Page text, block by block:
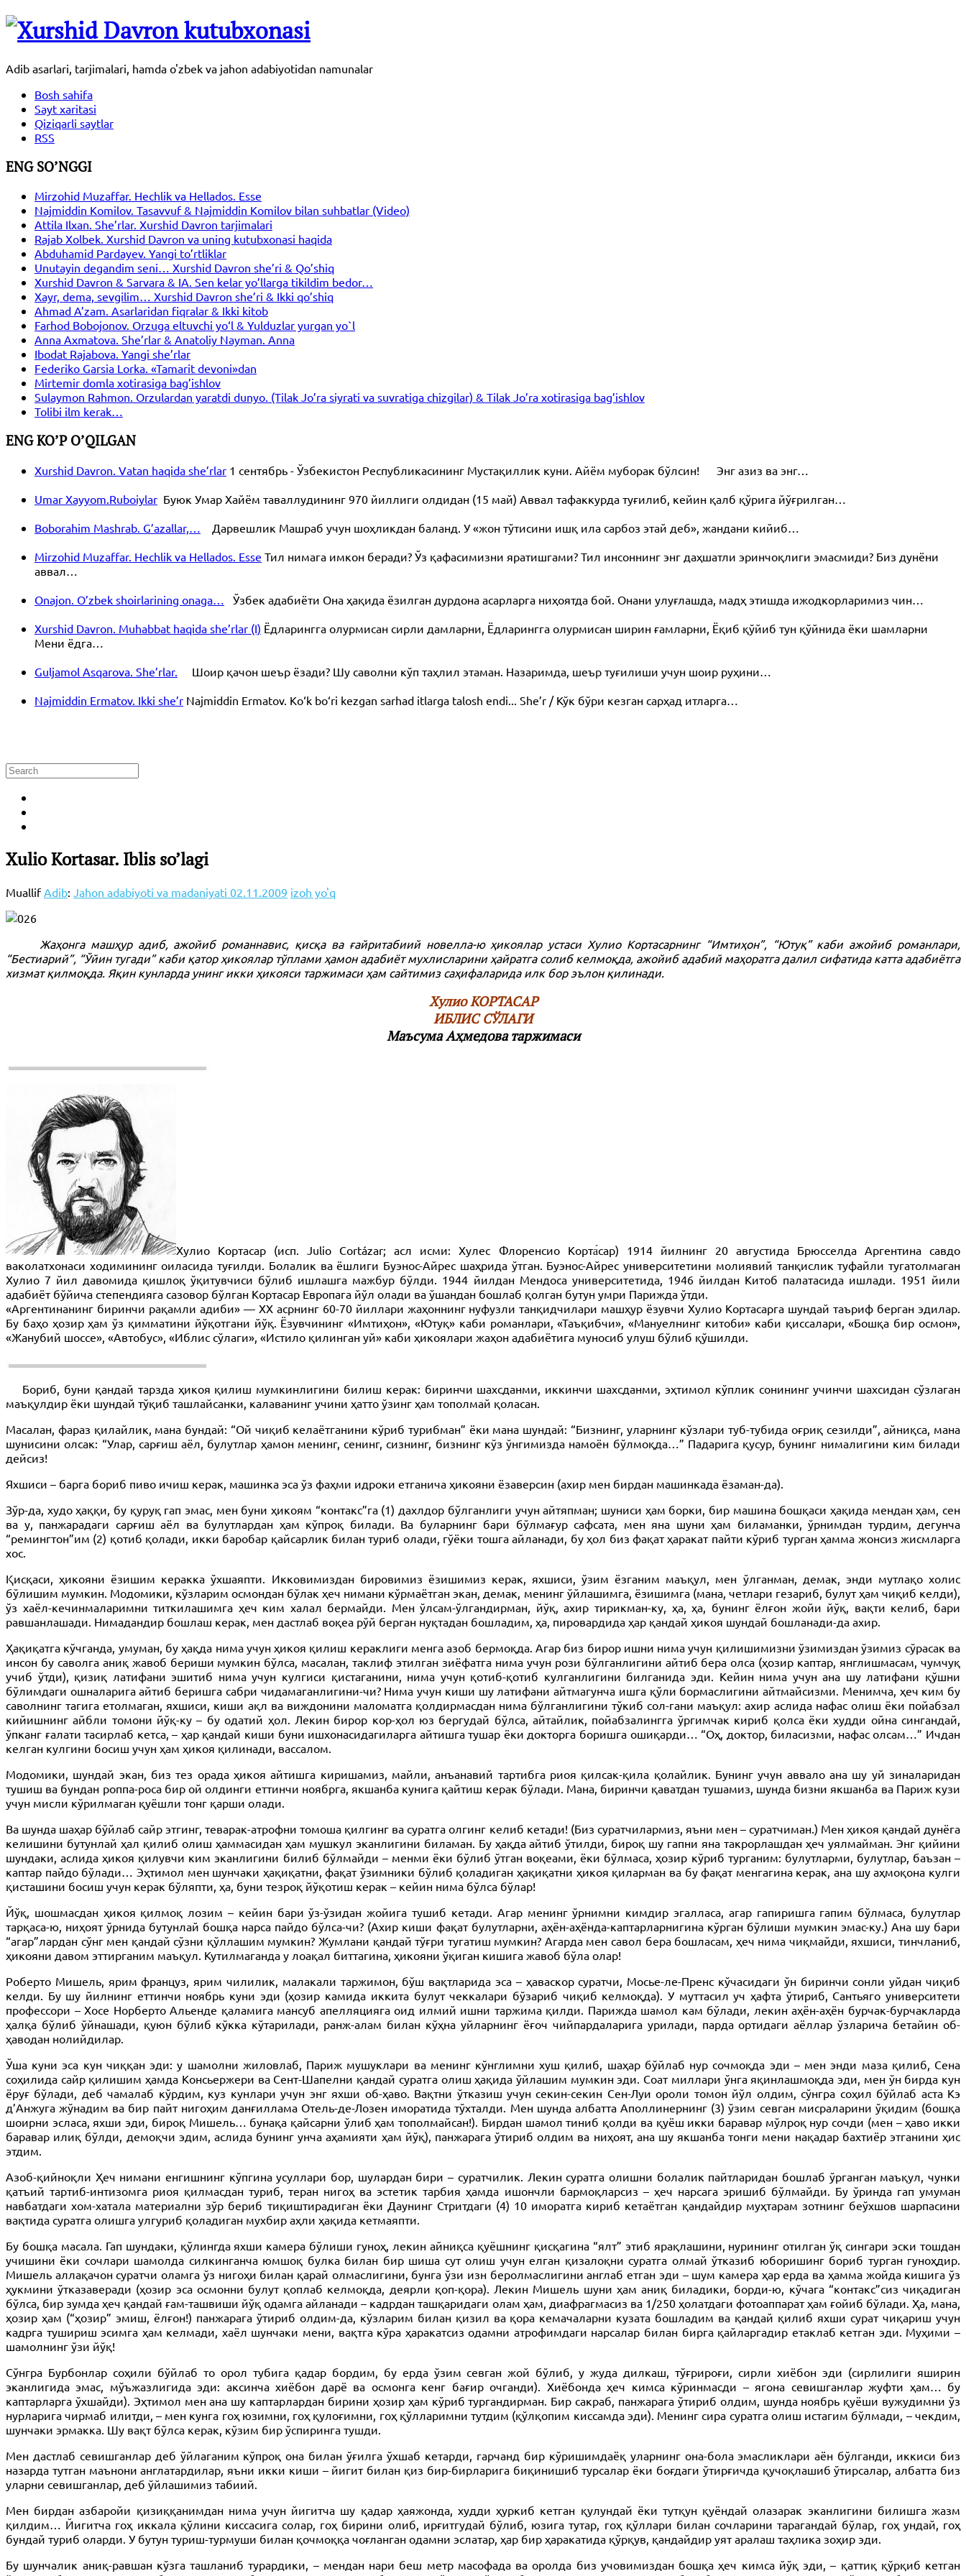
Adib asarlari, tarjimalari, hamda o'zbek va jahon adabiyotidan namunalar
Bosh sahifa
Sayt xaritasi
Qiziqarli saytlar
RSS
ENG SO’NGGI
Mirzohid Muzaffar. Hechlik va Hellados. Esse
Najmiddin Komilov. Tasavvuf & Najmiddin Komilov bilan suhbatlar (Video)
Attila Ilxan. She’rlar. Xurshid Davron tarjimalari
Rajab Xolbek. Xurshid Davron va uning kutubxonasi haqida
Abduhamid Pardayev. Yangi to’rtliklar
Unutayin degandim seni… Xurshid Davron she’ri & Qo’shiq
Xurshid Davron & Sarvara & IA. Sen kelar yo’llarga tikildim bedor…
Xayr, dema, sevgilim… Xurshid Davron she’ri & Ikki qo’shiq
Ahmad A’zam. Asarlaridan fiqralar & Ikki kitob
Farhod Bobojonov. Orzuga eltuvchi yo‘l & Yulduzlar yurgan yo`l
Anna Axmatova. She’rlar & Anatoliy Nayman. Anna
Ibodat Rajabova. Yangi she’rlar
Federiko Garsia Lorka. «Tamarit devoni»dan
Mirtemir domla xotirasiga bag’ishlov
Sulaymon Rahmon. Orzulardan yaratdi dunyo. (Tilak Jo’ra siyrati va suvratiga chizgilar) & Tilak Jo’ra xotirasiga bag’ishlov
Tolibi ilm kerak…
ENG KO’P O’QILGAN
Xurshid Davron. Vatan haqida she’rlar 1 сентябрь - Ўзбекистон Республикасининг Мустақиллик куни. Айём муборак бўлсин! Энг азиз ва энг…
Umar Xayyom.Ruboiylar Буюк Умар Хайём таваллудининг 970 йиллиги олдидан (15 май) Аввал тафаккурда туғилиб, кейин қалб қўрига йўғрилган…
Boborahim Mashrab. G’azallar,…
Дарвешлик Машраб учун шоҳликдан баланд. У «жон тўтисини ишқ ила сарбоз этай деб», жандани кийиб…
Mirzohid Muzaffar. Hechlik va Hellados. Esse Тил нимага имкон беради? Ўз қафасимизни яратишгами? Тил инсоннинг энг даҳшатли эринчоқлиги эмасмиди? Биз дунёни
аввал…
Onajon. O’zbek shoirlarining onaga…
Ўзбек адабиёти Она ҳақида ёзилган дурдона асарларга ниҳоятда бой. Онани улуғлашда, мадҳ этишда ижодкорларимиз чин…
Xurshid Davron. Muhabbat haqida she’rlar (I) Ёдларингга олурмисан сирли дамларни, Ёдларингга олурмисан ширин ғамларни, Ёқиб қўйиб тун қўйнида ёки шамларни
Мени ёдга…
Guljamol Asqarova. She’rlar.
Шоир қачон шеър ёзади? Шу саволни кўп таҳлил этаман. Назаримда, шеър туғилиши учун шоир руҳини…
Najmiddin Ermatov. Ikki she’r Najmiddin Ermatov. Ko‘k bo‘ri kezgan sarhad itlarga talosh endi... She’r / Кўк бўри кезган сарҳад итларга…
Xulio Kortasar. Iblis so’lagi
Muallif Adib: Jahon adabiyoti va madaniyati 02.11.2009 izoh yo'q
Жаҳонга машҳур адиб, ажойиб романнавис, қисқа ва ғайритабиий новелла-ю ҳикоялар устаси Хулио Кортасарнинг “Имтиҳон”, “Ютуқ” каби ажойиб романлари,
“Бестиарий”, “Ўйин тугади” каби қатор ҳикоялар тўплами ҳамон адабиёт мухлисларини ҳайратга солиб келмоқда, ажойиб адабий маҳоратга далил сифатида катта адабиётга
хизмат қилмоқда. Яқин кунларда унинг икки ҳикояси таржимаси ҳам сайтимиз саҳифаларида илк бор эълон қилинади.
Хулио КОРТАСАР
ИБЛИС СЎЛАГИ
Маъсума Аҳмедова таржимаси
Хулио Кортасар (исп. Julio Cortázar; асл исми: Хулес Флоренсио Корта́сар) 1914 йилнинг 20 августида Брюсселда Аргентина савдо
ваколатхонаси ходимининг оиласида туғилди. Болалик ва ёшлиги Буэнос-Айрес шаҳрида ўтган. Буэнос-Айрес университетини молиявий танқислик туфайли тугатолмаган
Хулио 7 йил давомида қишлоқ ўқитувчиси бўлиб ишлашга мажбур бўлди. 1944 йилдан Мендоса университетида, 1946 йилдан Китоб палатасида ишлади. 1951 йили
адабиёт бўйича степендияга сазовор бўлган Кортасар Европага йўл олади ва ўшандан бошлаб қолган бутун умри Парижда ўтди.
«Аргентинанинг биринчи рақамли адиби» — ХХ асрнинг 60-70 йиллари жаҳоннинг нуфузли танқидчилари машҳур ёзувчи Хулио Кортасарга шундай таъриф берган эдилар.
Бу баҳо ҳозир ҳам ўз қимматини йўқотгани йўқ. Ёзувчининг «Имтиҳон», «Ютуқ» каби романлари, «Таъқибчи», «Мануелнинг китоби» каби қиссалари, «Бошқа бир осмон»,
«Жанубий шоссе», «Автобус», «Иблис сўлаги», «Истило қилинган уй» каби ҳикоялари жаҳон адабиётига муносиб улуш бўлиб қўшилди.
Бориб, буни қандай тарзда ҳикоя қилиш мумкинлигини билиш керак: биринчи шахсданми, иккинчи шахсданми, эҳтимол кўплик сонининг учинчи шахсидан сўзлаган
маъқулдир ёки шундай тўқиб ташлайсанки, калаванинг учини ҳатто ўзинг ҳам тополмай қоласан.
Масалан, фараз қилайлик, мана бундай: “Ой чиқиб келаётганини кўриб турибман” ёки мана шундай: “Бизнинг, уларнинг кўзлари туб-тубида оғриқ сезилди”, айниқса, мана
шунисини олсак: “Улар, сарғиш аёл, булутлар ҳамон менинг, сенинг, сизнинг, бизнинг кўз ўнгимизда намоён бўлмоқда…” Падарига қусур, бунинг нималигини ким билади
дейсиз!
Яхшиси – барга бориб пиво ичиш керак, машинка эса ўз фаҳми идроки етганича ҳикояни ёзаверсин (ахир мен бирдан машинкада ёзаман-да).
Зўр-да, худо ҳаққи, бу қуруқ гап эмас, мен буни ҳикоям “контакс”га (1) дахлдор бўлганлиги учун айтяпман; шуниси ҳам борки, бир машина бошқаси ҳақида мендан ҳам, сен
ва у, панжарадаги сарғиш аёл ва булутлардан ҳам кўпроқ билади. Ва буларнинг бари бўлмағур сафсата, мен яна шуни ҳам биламанки, ўрнимдан турдим, дегунча
“ремингтон”им (2) қотиб қолади, икки баробар қайсарлик билан туриб олади, гўёки тошга айланади, бу ҳол биз фақат ҳаракат пайти кўриб турган ҳамма жонсиз жисмларга
хос.
Қисқаси, ҳикояни ёзишим керакка ўхшаяпти. Икковимиздан бировимиз ёзишимиз керак, яхшиси, ўзим ёзганим маъқул, мен ўлганман, демак, энди мутлақо холис
бўлишим мумкин. Модомики, кўзларим осмондан бўлак ҳеч нимани кўрмаётган экан, демак, менинг ўйлашимга, ёзишимга (мана, четлари гезариб, булут ҳам чиқиб келди),
ўз хаёл-кечинмаларимни титкилашимга ҳеч ким халал бермайди. Мен ўлсам-ўлгандирман, йўқ, ахир тирикман-ку, ҳа, ҳа, бунинг ёлғон жойи йўқ, вақти келиб, бари
равшанлашади. Нимадандир бошлаш керак, мен дастлаб воқеа рўй берган нуқтадан бошладим, ҳа, пировардида ҳар қандай ҳикоя шундай бошланади-да ахир.
Ҳақиқатга кўчганда, умуман, бу ҳақда нима учун ҳикоя қилиш кераклиги менга азоб бермоқда. Агар биз бирор ишни нима учун қилишимизни ўзимиздан ўзимиз сўрасак ва
инсон бу саволга аниқ жавоб бериши мумкин бўлса, масалан, таклиф этилган зиёфатга нима учун рози бўлганлигини айтиб бера олса (ҳозир каптар, янглишмасам, чумчуқ
учиб ўтди), қизиқ латифани эшитиб нима учун кулгиси қистаганини, нима учун қотиб-қотиб кулганлигини билганида эди. Кейин нима учун ана шу латифани қўшни
бўлимдаги ошналарига айтиб беришга сабри чидамаганлигини-чи? Нима учун киши шу латифани айтмагунча ишга қўли бормаслигини айтмайсизми. Менимча, ҳеч ким бу
саволнинг тагига етолмаган, яхшиси, киши ақл ва виждонини маломатга қолдирмасдан нима бўлганлигини тўкиб сол-гани маъқул: ахир аслида нафас олиш ёки пойабзал
кийишнинг айбли томони йўқ-ку – бу одатий ҳол. Лекин бирор кор-ҳол юз бергудай бўлса, айтайлик, пойабзалингга ўргимчак кириб қолса ёки худди ойна сингандай,
ўпканг ғалати тасирлаб кетса, – ҳар қандай киши буни ишхонасидагиларга айтишга тушар ёки докторга боришга ошиқарди… “Оҳ, доктор, биласизми, нафас олсам…” Ичдан
келган кулгини босиш учун ҳам ҳикоя қилинади, вассалом.
Модомики, шундай экан, биз тез орада ҳикоя айтишга киришамиз, майли, анъанавий тартибга риоя қилсак-қила қолайлик. Бунинг учун аввало ана шу уй зиналаридан
тушиш ва бундан роппа-роса бир ой олдинги еттинчи ноябрга, якшанба кунига қайтиш керак бўлади. Мана, биринчи қаватдан тушамиз, шунда бизни якшанба ва Париж кузи
учун мисли кўрилмаган қуёшли тонг қарши олади.
Ва шунда шаҳар бўйлаб сайр этгинг, теварак-атрофни томоша қилгинг ва суратга олгинг келиб кетади! (Биз суратчилармиз, яъни мен – суратчиман.) Мен ҳикоя қандай дунёга
келишини бутунлай ҳал қилиб олиш ҳаммасидан ҳам мушкул эканлигини биламан. Бу ҳақда айтиб ўтилди, бироқ шу гапни яна такрорлашдан ҳеч уялмайман. Энг қийини
шундаки, аслида ҳикоя қилувчи ким эканлигини билиб бўлмайди – менми ёки бўлиб ўтган воқеами, ёки бўлмаса, ҳозир кўриб турганим: булутларми, булутлар, баъзан –
каптар пайдо бўлади… Эҳтимол мен шунчаки ҳақиқатни, фақат ўзимники бўлиб қоладиган ҳақиқатни ҳикоя қиларман ва бу фақат менгагина керак, ана шу аҳмоқона кулги
қисташини босиш учун керак бўляпти, ҳа, буни тезроқ йўқотиш керак – кейин нима бўлса бўлар!
Йўқ, шошмасдан ҳикоя қилмоқ лозим – кейин бари ўз-ўзидан жойига тушиб кетади. Агар менинг ўрнимни кимдир эгалласа, агар гапиришга гапим бўлмаса, булутлар
тарқаса-ю, ниҳоят ўрнида бутунлай бошқа нарса пайдо бўлса-чи? (Ахир киши фақат булутларни, аҳён-аҳёнда-каптарларнигина кўрган бўлиши мумкин эмас-ку.) Ана шу бари
“агар”лардан сўнг мен қандай сўзни қўллашим мумкин? Жумлани қандай тўғри тугатиш мумкин? Агарда мен савол бера бошласам, ҳеч нима чиқмайди, яхшиси, тинчланиб,
ҳикояни давом эттирганим маъқул. Кутилмаганда у лоақал биттагина, ҳикояни ўқиган кишига жавоб бўла олар!
Роберто Мишель, ярим француз, ярим чилилик, малакали таржимон, бўш вақтларида эса – ҳаваскор суратчи, Мосье-ле-Пренс кўчасидаги ўн биринчи сонли уйдан чиқиб
келди. Бу шу йилнинг еттинчи ноябрь куни эди (ҳозир камида иккита булут чеккалари бўзариб чиқиб келмоқда). У муттасил уч ҳафта ўтириб, Сантьяго университети
профессори – Хосе Норберто Альенде қаламига мансуб апелляцияга оид илмий ишни таржима қилди. Парижда шамол кам бўлади, лекин аҳён-аҳён бурчак-бурчакларда
ҳалқа бўлиб ўйнашади, қуюн бўлиб кўкка кўтарилади, ранж-алам билан кўҳна уйларнинг ёғоч чийпардаларига урилади, парда ортидаги аёллар ўзларича бетайин об-
ҳаводан нолийдилар.
Ўша куни эса кун чиққан эди: у шамолни жиловлаб, Париж мушуклари ва менинг кўнглимни хуш қилиб, шаҳар бўйлаб нур сочмоқда эди – мен энди маза қилиб, Сена
соҳилида сайр қилишим ҳамда Консьержери ва Сент-Шапелни қандай суратга олиш ҳақида ўйлашим мумкин эди. Соат миллари ўнга яқинлашмоқда эди, мен ўн бирда кун
ёруғ бўлади, деб чамалаб кўрдим, куз кунлари учун энг яхши об-ҳаво. Вақтни ўтказиш учун секин-секин Сен-Луи ороли томон йўл олдим, сўнгра соҳил бўйлаб аста Кэ
д’Анжуга жўнадим ва бир пайт нигоҳим данғиллама Отель-де-Лозен иморатида тўхталди. Мен шунда албатта Аполлинернинг (3) ўзим севган мисраларини ўқидим (бошқа
шоирни эсласа, яхши эди, бироқ Мишель… бунақа қайсарни ўлиб ҳам тополмайсан!). Бирдан шамол тиниб қолди ва қуёш икки баравар мўлроқ нур сочди (мен – ҳаво икки
баравар илиқ бўлди, демоқчи эдим, аслида бунинг унча аҳамияти ҳам йўқ), панжарага ўтириб олдим ва ниҳоят, ана шу якшанба тонги мени нақадар бахтиёр этганини ҳис
этдим.
Азоб-қийноқли Ҳеч нимани енгишнинг кўпгина усуллари бор, шулардан бири – суратчилик. Лекин суратга олишни болалик пайтларидан бошлаб ўрганган маъқул, чунки
қатъий тартиб-интизомга риоя қилмасдан туриб, теран нигоҳ ва эстетик тарбия ҳамда ишончли бармоқларсиз – ҳеч нарсага эришиб бўлмайди. Бу ўринда гап умуман
навбатдаги хом-хатала материални зўр бериб тиқиштирадиган ёки Даунинг Стритдаги (4) 10 иморатга кириб кетаётган қандайдир муҳтарам зотнинг беўхшов шарпасини
вақтида суратга олишга улгуриб қоладиган мухбир аҳли ҳақида кетмаяпти.
Бу бошқа масала. Гап шундаки, қўлингда яхши камера бўлиши гуноҳ, лекин айниқса қуёшнинг қисқагина “ялт” этиб ярақлашини, нурининг отилган ўқ сингари эски тошдан
учишини ёки сочлари шамолда силкинганча юмшоқ булка билан бир шиша сут олиш учун елган қизалоқни суратга олмай ўтказиб юборишинг бориб турган гуноҳдир.
Мишель аллақачон суратчи оламга ўз нигоҳи билан қарай олмаслигини, бунга ўзи изн беролмаслигини англаб етган эди – шум камера ҳар ерда ва ҳамма жойда кишига ўз
ҳукмини ўтказаверади (ҳозир эса осмонни булут қоплаб келмоқда, деярли қоп-қора). Лекин Мишель шуни ҳам аниқ биладики, борди-ю, кўчага “контакс”сиз чиқадиган
бўлса, бир зумда ҳеч қандай ғам-ташвиши йўқ одамга айланади – кадрдан ташқаридаги олам ҳам, диафрагмасиз ва 1/250 ҳолатдаги фотоаппарат ҳам ғойиб бўлади. Ҳа, мана,
ҳозир ҳам (“ҳозир” эмиш, ёлғон!) панжарага ўтириб олдим-да, кўзларим билан қизил ва қора кемачаларни кузата бошладим ва қандай қилиб яхши сурат чиқариш учун
кадрга тушириш эсимга ҳам келмади, хаёл шунчаки мени, вақтга кўра ҳаракатсиз одамни атрофимдаги нарсалар билан бирга қайларгадир етаклаб кетган эди. Муҳими –
шамолнинг ўзи йўқ!
Сўнгра Бурбонлар соҳили бўйлаб то орол тубига қадар бордим, бу ерда ўзим севган жой бўлиб, у жуда дилкаш, тўғрироғи, сирли хиёбон эди (сирлилиги яширин
эканлигида эмас, мўъжазлигида эди: аксинча хиёбон дарё ва осмонга кенг бағир очганди). Хиёбонда ҳеч кимса кўринмасди – ягона севишганлар жуфти ҳам… бу
каптарларга ўхшайди). Эҳтимол мен ана шу каптарлардан бирини ҳозир ҳам кўриб тургандирман. Бир сакраб, панжарага ўтириб олдим, шунда ноябрь қуёши вужудимни ўз
нурларига чирмаб илитди, – мен кунга гоҳ юзимни, гоҳ қулоғимни, гоҳ қўлларимни тутдим (қўлқопим киссамда эди). Менинг сира суратга олиш истагим бўлмади, – чекдим,
шунчаки эрмакка. Шу вақт бўлса керак, кўзим бир ўспиринга тушди.
Мен дастлаб севишганлар деб ўйлаганим кўпроқ она билан ўғилга ўхшаб кетарди, гарчанд бир кўришимдаёқ уларнинг она-бола эмасликлари аён бўлганди, иккиси биз
назарда тутган маънони англатардилар, яъни икки киши – йигит билан қиз бир-бирларига биқинишиб турсалар ёки боғдаги ўтирғичда қучоқлашиб ўтирсалар, албатта биз
уларни севишганлар, деб ўйлашимиз табиий.
Мен бирдан азбаройи қизиққанимдан нима учун йигитча шу қадар ҳаяжонда, худди ҳуркиб кетган қулундай ёки тутқун қуёндай олазарак эканлигини билишга жазм
қилдим… Йигитча гоҳ иккала қўлини киссасига солар, гоҳ бирини олиб, ирғитгудай бўлиб, юзига тутар, гоҳ қўллари билан сочларини тарагандай бўлар, гоҳ ундай, гоҳ
бундай туриб оларди. У бутун туриш-турмуши билан қочмоққа чоғланган одамни эслатар, ҳар бир ҳаракатида қўрқув, қандайдир уят аралаш таҳлика зоҳир эди.
Бу шунчалик аниқ-равшан кўзга ташланиб турардики, – мендан нари беш метр масофада ва оролда биз учовимиздан бошқа ҳеч кимса йўқ эди, – қаттиқ қўрқиб кетган